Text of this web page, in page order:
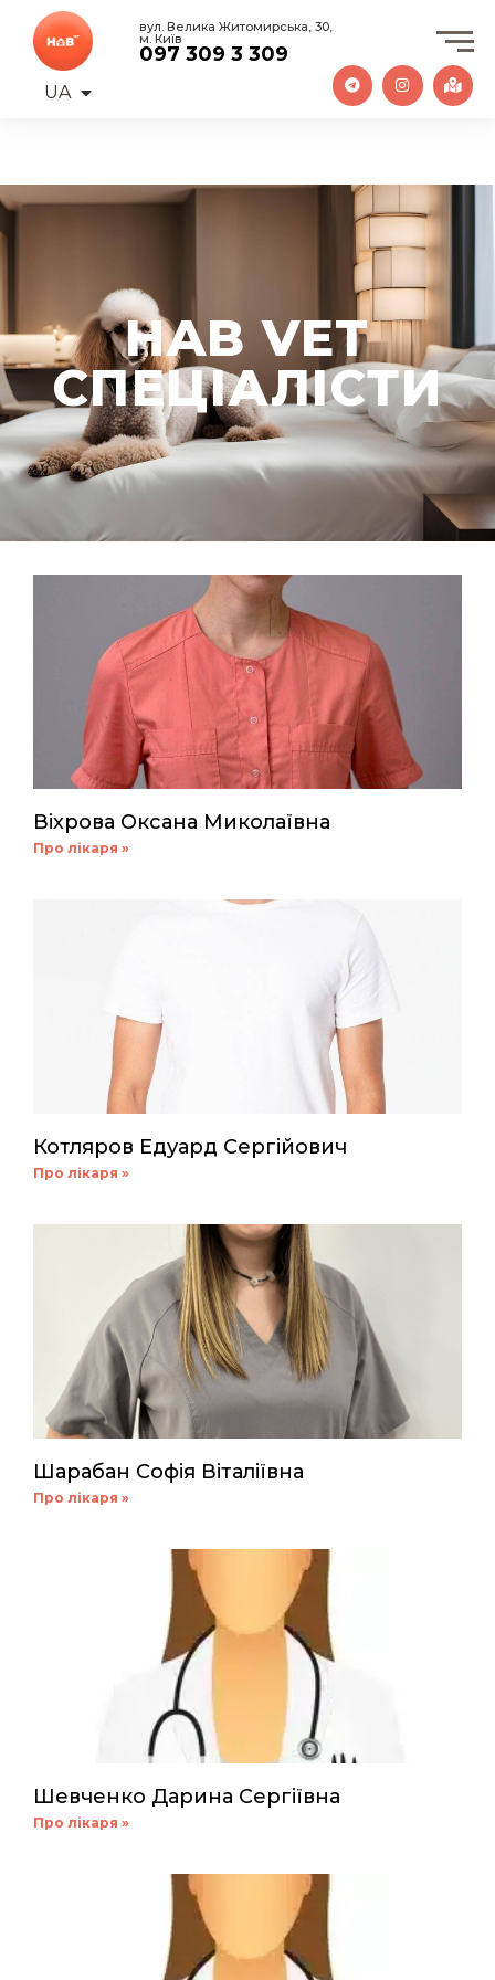
UA
EN
097 309 3 309
вул. Велика Житомирська, 30,
м. Київ
HAB VET
СПЕЦІАЛІСТИ
Віхрова Оксана Миколаївна
Про лікаря »
Котляров Едуард Сергійович
Про лікаря »
Шарабан Софія Віталіївна
Про лікаря »
Шевченко Дарина Сергіївна
Про лікаря »